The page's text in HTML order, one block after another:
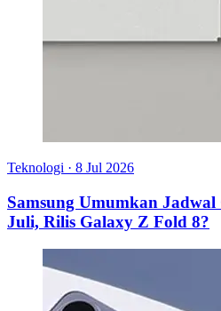
Teknologi · 8 Jul 2026
Samsung Umumkan
Juli, Rilis Galaxy Z Fold 8?